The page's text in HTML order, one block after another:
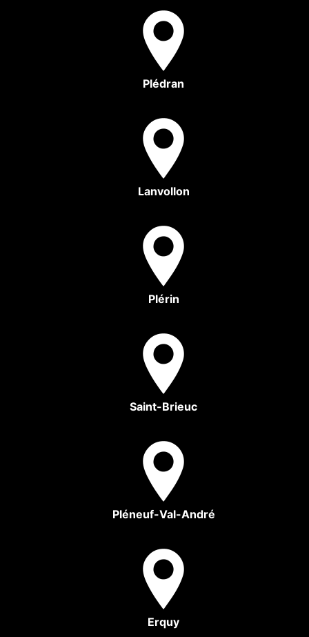
Plédran
Lanvollon
Plérin
Saint-Brieuc
Pléneuf-Val-André
Erquy